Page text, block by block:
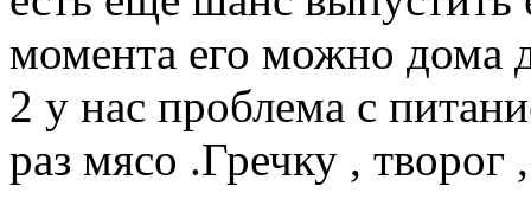
момента его можно дома
2 у нас проблема с
раз мясо .Гречку , творог